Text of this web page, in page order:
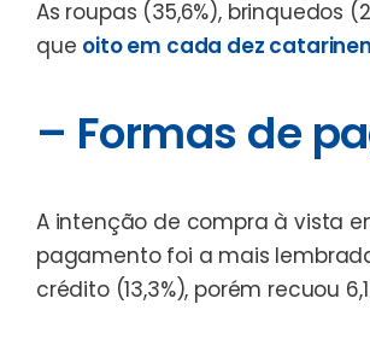
As roupas (35,6%), brinquedos
que oito em cada dez
– Formas de
A intenção de compra à vista
pagamento foi a mais
crédito (13,3%), porém recuou